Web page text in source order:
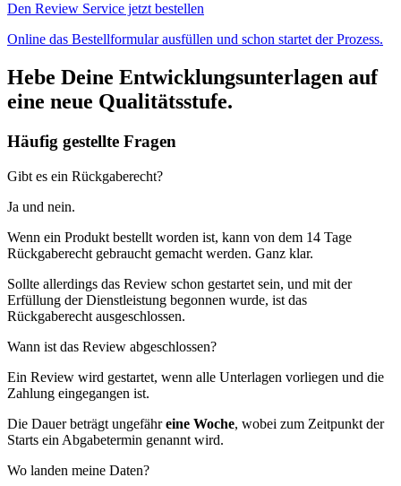
Den Review Service jetzt bestellen
Online das Bestellformular ausfüllen und schon startet der Prozess.
Hebe Deine Entwicklungsunterlagen auf
eine neue Qualitätsstufe.
Häufig gestellte Fragen
Gibt es ein Rückgaberecht?
Ja und nein.
Wenn ein Produkt bestellt worden ist, kann von dem 14 Tage
Rückgaberecht gebraucht gemacht werden. Ganz klar.
Sollte allerdings das Review schon gestartet sein, und mit der
Erfüllung der Dienstleistung begonnen wurde, ist das
Rückgaberecht ausgeschlossen.
Wann ist das Review abgeschlossen?
Ein Review wird gestartet, wenn alle Unterlagen vorliegen und die
Zahlung eingegangen ist.
Die Dauer beträgt ungefähreine Woche, wobei zum Zeitpunkt der
Starts ein Abgabetermin genannt wird.
Wo landen meine Daten?